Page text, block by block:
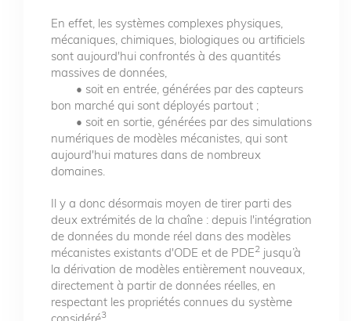
En effet, les systèmes complexes physiques,
mécaniques, chimiques, biologiques ou artificiels
sont aujourd'hui confrontés à des quantités
massives de données,
• soit en entrée, générées par des capteurs
bon marché qui sont déployés partout ;
• soit en sortie, générées par des simulations
numériques de modèles mécanistes, qui sont
aujourd'hui matures dans de nombreux
domaines.
Il y a donc désormais moyen de tirer parti des
deux extrémités de la chaîne : depuis l'intégration
de données du monde réel dans des modèles
mécanistes existants d'ODE et de PDE2 jusqu’à
la dérivation de modèles entièrement nouveaux,
directement à partir de données réelles, en
respectant les propriétés connues du système
3